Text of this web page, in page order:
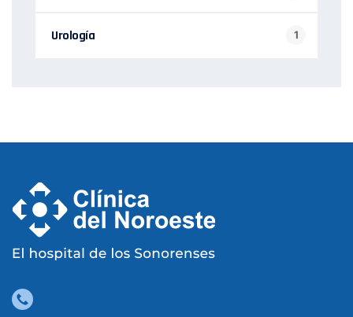
Urología 1